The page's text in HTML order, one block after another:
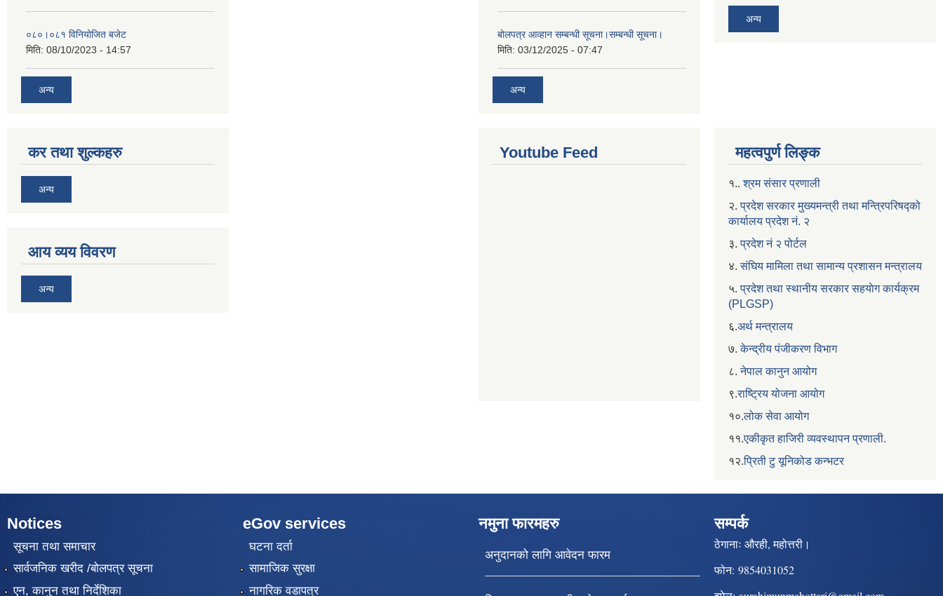
०८०।०८१ विनियोजित बजेट
मिति: 08/10/2023 - 14:57
अन्य
बोलपत्र आव्हान सम्बन्धी सूचना।सम्बन्धी सूचना।
मिति: 03/12/2025 - 07:47
अन्य
अन्य
कर तथा शुल्कहरु
अन्य
आय व्यय विवरण
अन्य
Youtube Feed महत्वपुर्ण लिङ्क
१..श्रम संसार प्रणाली
२. प्रदेश सरकार मुख्यमन्त्री तथा मन्त्रिपरिषद्को
कार्यालय प्रदेश नं. २
३.प्रदेश नं २ पोर्टल
४.संघिय मामिला तथा सामान्य प्रशासन मन्त्रालय
५.प्रदेश तथा स्थानीय सरकार सहयाेग कार्यक्रम
(PLGSP)
६.अर्थ मन्त्रालय
७.केन्द्रीय पंजीकरण विभाग
८.नेपाल कानुन आयोग
९.राष्ट्रिय योजना आयोग
१०.लोक सेवा आयोग
११.एकीकृत हाजिरी व्यवस्थापन प्रणाली.
१२.प्रिती टु यूनिकोड कन्भटर
Notices
सूचना तथा समाचार
सार्वजनिक खरीद /बोलपत्र सूचना
एन, कानुन तथा निर्देशिका
eGov services
घटना दर्ता
सामाजिक सुरक्षा
नागरिक वडापत्र
नमुना फारमहरु
अनुदानको लागि आवेदन फारम
सम्पर्क
ठेगानाः औरही, महोत्तरी।
फोन: 9854031052